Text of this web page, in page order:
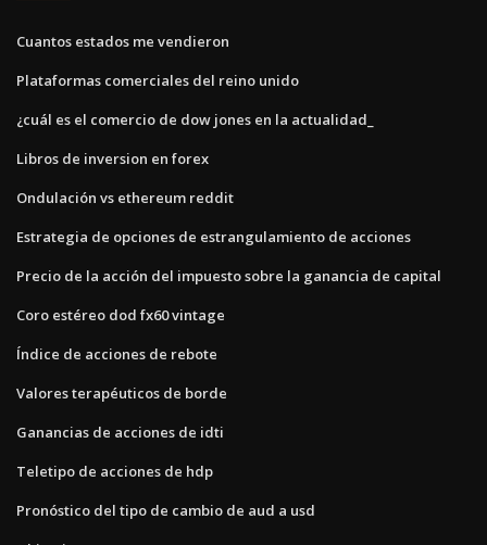
Cuantos estados me vendieron
Plataformas comerciales del reino unido
¿cuál es el comercio de dow jones en la actualidad_
Libros de inversion en forex
Ondulación vs ethereum reddit
Estrategia de opciones de estrangulamiento de acciones
Precio de la acción del impuesto sobre la ganancia de capital
Coro estéreo dod fx60 vintage
Índice de acciones de rebote
Valores terapéuticos de borde
Ganancias de acciones de idti
Teletipo de acciones de hdp
Pronóstico del tipo de cambio de aud a usd